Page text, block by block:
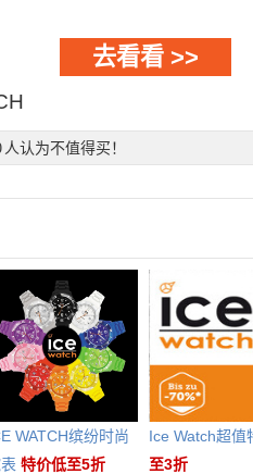
去看看 >>
人认为不值得买！
WATCH缤纷时尚
特价低至5折
Ice Watch超
至3折